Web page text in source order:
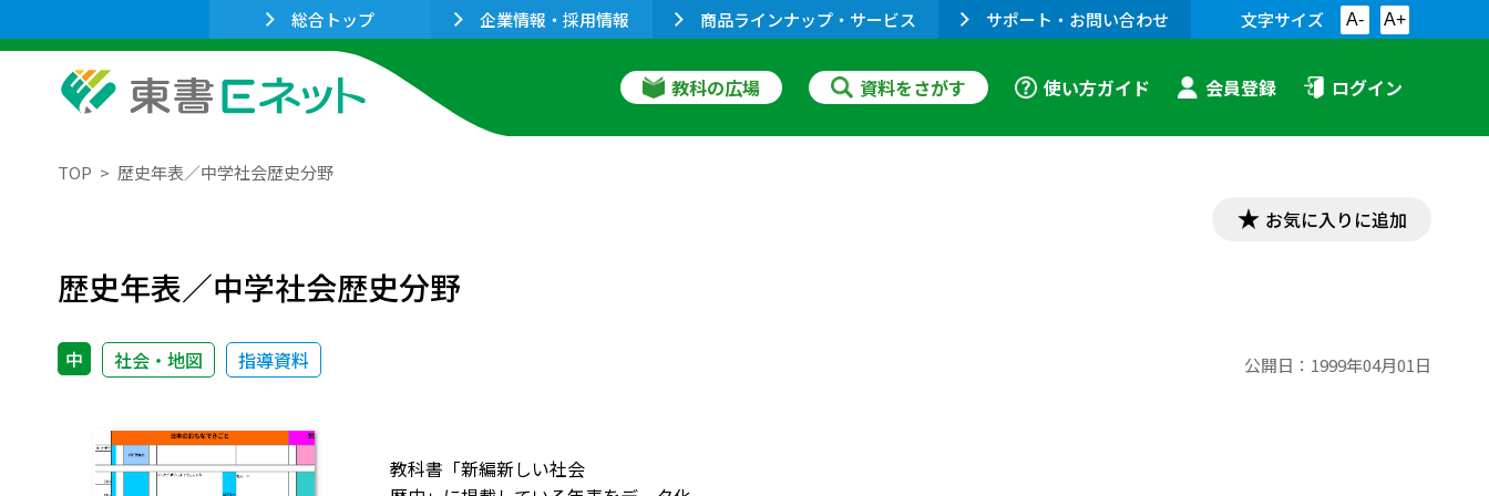
総合トップ 企業情報・採用情報 商品ラインナップ・サービス サポート・お問い合わせ 文字サイズ A- A+
教科の広場 資料をさがす 使い方ガイド 会員登録 ログイン
TOP 歴史年表／中学社会歴史分野
お気に入りに追加
歴史年表／中学社会歴史分野
中 社会・地図 指導資料 公開日： 1999年04月01日
教科書「新編新しい社会